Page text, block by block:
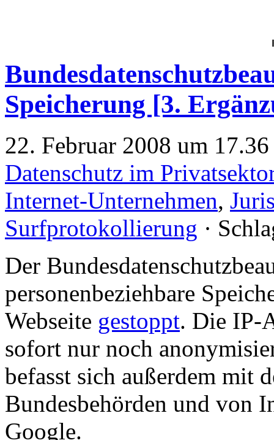
Speicherung [3.
22. Februar 2008 um
Datenschutz im
Internet-Unternehmen,
Surfprotokollierung ·
Der
personenbeziehbare
Webseite gestoppt. Die IP-
sofort nur noch
befasst sich außerdem mit
Bundesbehörden und von
Google.